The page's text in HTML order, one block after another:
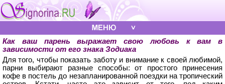
Как ваш парень выражает свою любовь к вам в
зависимости от его знака Зодиака
Для того, чтобы показать заботу и внимание к своей любимой,
парни выбирают разные способы: от простого принесения
кофе в постель до незапланированной поездки на тропический